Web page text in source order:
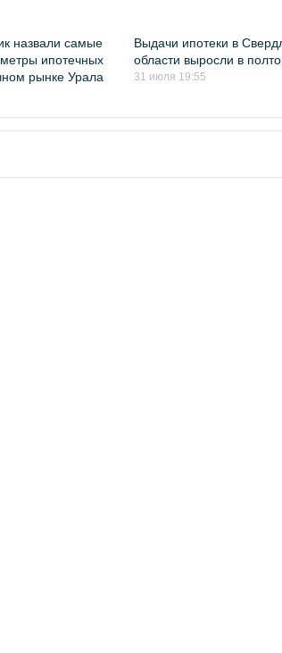
назвали самые
ипотечных
рынке Урала
Выдачи ипотеки в
области выросли в
31 июля 19:55